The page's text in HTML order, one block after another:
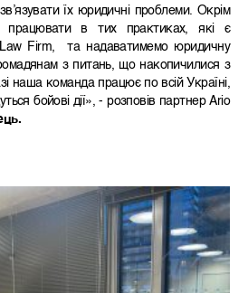
їх юридичні проблеми. Окрім
працювати в тих практиках, які є
Firm, та надаватимемо юридичну
з питань, що накопичилися з
наша команда працює по всій Україні,
бойові дії», - розповів партнер Ario